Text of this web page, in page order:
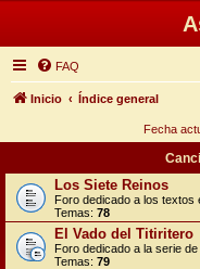
FAQ
Inicio Índice general
Fecha
Los Siete Reinos
Foro dedicado a los textos
Temas: 78
El Vado del Titiritero
Foro dedicado a la serie de
Temas: 79